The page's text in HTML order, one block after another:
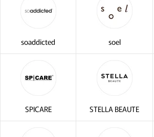
soaddicted soel
SPICARE STELLA BEAUTE